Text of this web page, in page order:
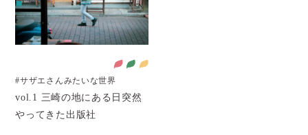
#サザエさんみたいな世界
vol.1 三崎の地にある日突然
やってきた出版社